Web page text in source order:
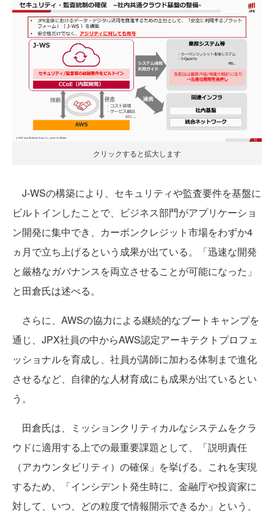
クリックすると拡大します
J-WSの構築により、セキュリティや監査要件を基盤に
ビルトインしたことで、ビジネス部門がアプリケーショ
ン開発に集中でき、カーボンクレジット市場をわずか4
ヵ月で立ち上げるという成果が出ている。「迅速な開発
と厳格なガバナンスを両立させることが可能になった」
と田倉氏は述べる。
さらに、AWSの協力による継続的なブートキャンプを
通じ、JPX社員の中からAWS認定アーキテクトプロフェ
ッショナルを育成し、社員が講師に加わる体制まで進化
させるなど、自律的な人材育成にも成果が出ているとい
う。
田倉氏は、ミッションクリティカルなシステムをクラ
ウドに適用する上での最重要課題として、「説明責任
（アカウンタビリティ）の確保」を挙げる。これを実現
するため、「インシデント発生時に、金融庁や投資家に
対して、いつ、どの粒度で情報開示できるか」という、